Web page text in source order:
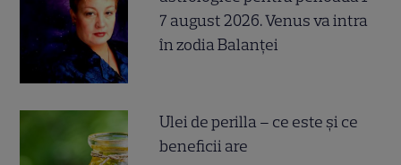
7 august 2026. Venus va intra
în zodia Balanței
Ulei de perilla – ce este și ce
beneficii are